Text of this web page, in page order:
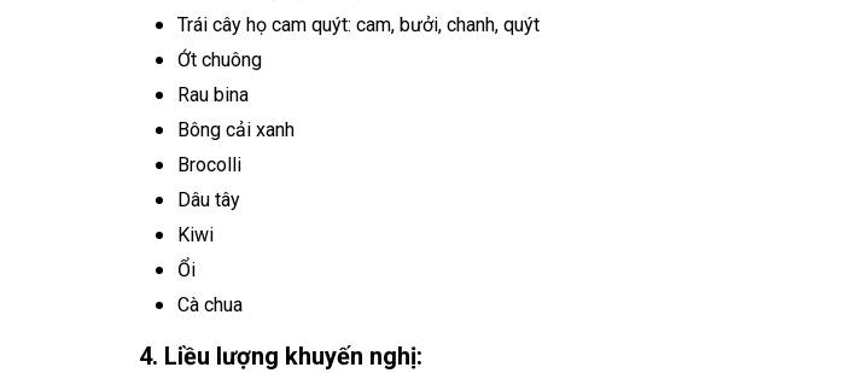
Trái cây họ cam quýt: cam, bưởi, chanh, quýt
Ớt chuông
Rau bina
Bông cải xanh
Brocolli
Dâu tây
Kiwi
Ổi
Cà chua
4. Liều lượng khuyến nghị: